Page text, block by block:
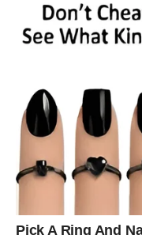
Pred vama su
Zvijezde vam
ponudu.
Moguća je zarada
Pamet vam